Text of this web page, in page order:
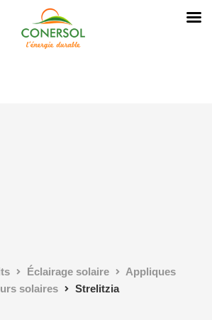
Éclairage solaire
Appliques
solaires
Strelitzia